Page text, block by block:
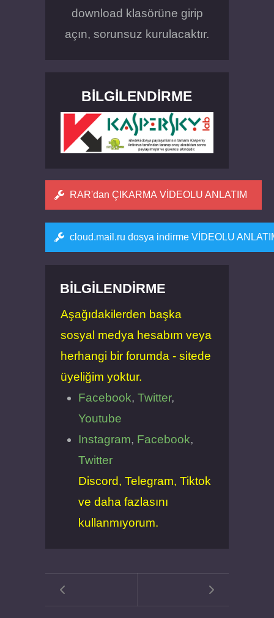
download klasörüne girip
açın, sorunsuz kurulacaktır.
BILGILENDIRME
RAR'dan ÇIKARMA VİDEOLU ANLATIM
cloud.mail.ru dosya indirme VİDEOLU
BILGILENDIRME
Aşağıdakilerden başka
sosyal medya hesabım veya
herhangi bir forumda - sitede
üyeliğim yoktur.
Facebook, Twitter,
Youtube
Instagram, Facebook,
Twitter
Discord, Telegram, Tiktok
ve daha fazlasını
kullanmıyorum.